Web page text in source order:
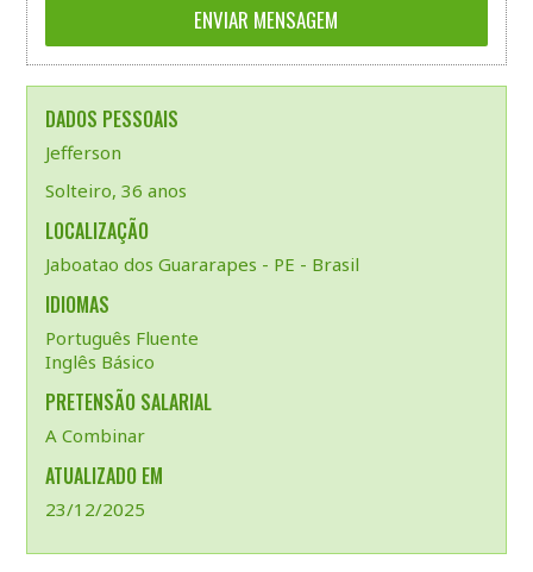
DADOS PESSOAIS
Jefferson
Solteiro, 36 anos
LOCALIZAÇÃO
Jaboatao dos Guararapes - PE - Brasil
IDIOMAS
Português Fluente
Inglês Básico
PRETENSÃO SALARIAL
A Combinar
ATUALIZADO EM
23/12/2025